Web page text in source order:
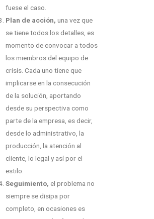
fuese el caso.
Plan de acción, una vez que
se tiene todos los detalles, es
momento de convocar a todos
los miembros del equipo de
crisis. Cada uno tiene que
implicarse en la consecución
de la solución, aportando
desde su perspectiva como
parte de la empresa, es decir,
desde lo administrativo, la
producción, la atención al
cliente, lo legal y así por el
estilo.
Seguimiento, el problema no
siempre se disipa por
completo, en ocasiones es